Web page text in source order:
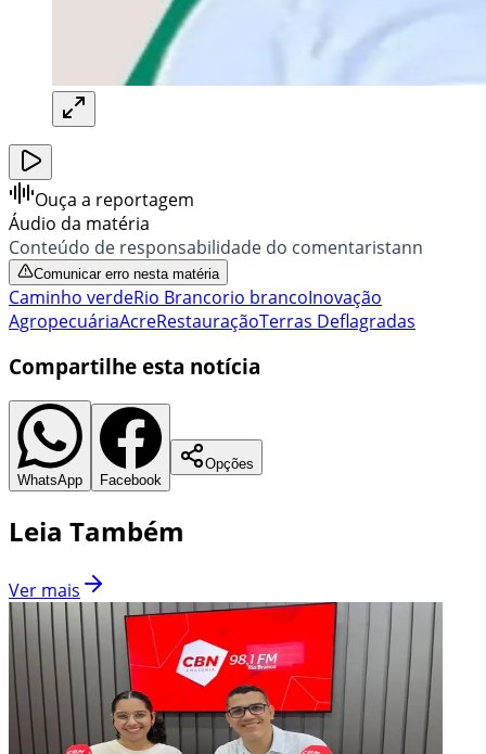
Ouça a reportagem
Áudio da matéria
Conteúdo de responsabilidade do comentaristann
Comunicar erro nesta matéria
Caminho verdeRio Brancorio brancoInovação
AgropecuáriaAcreRestauraçãoTerras Deflagradas
Compartilhe esta notícia
WhatsApp Facebook
Opções
Leia Também
Ver mais